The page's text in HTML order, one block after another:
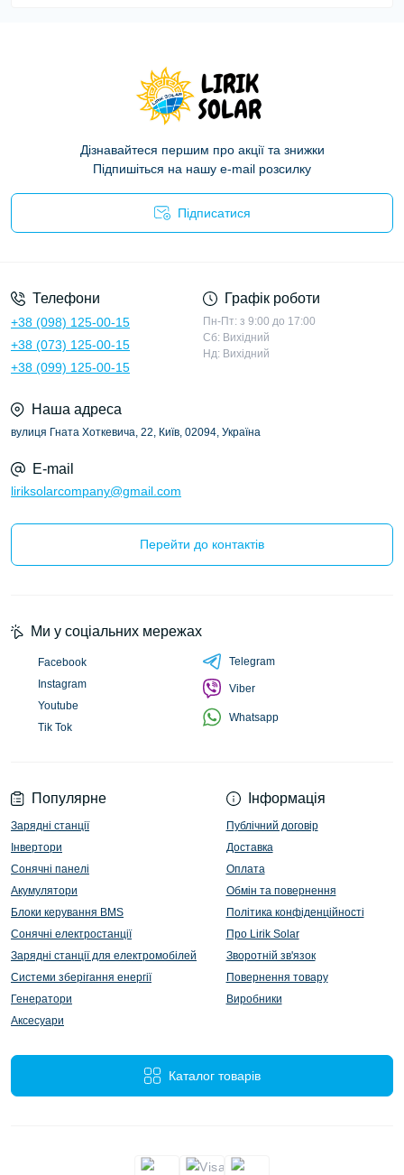
Дізнавайтеся першим про акції та знижки
Підпишіться на нашу e-mail розсилку
Підписатися
Телефони
+38 (098) 125-00-15
+38 (073) 125-00-15
+38 (099) 125-00-15
Графік роботи
Пн-Пт: з 9:00 до 17:00
Сб: Вихідний
Нд: Вихідний
Наша адреса
вулиця Гната Хоткевича, 22, Київ, 02094, Україна
E-mail
liriksolarcompany@gmail.com
Перейти до контактів
Популярне
Зарядні станції
Інвертори
Сонячні панелі
Акумулятори
Блоки керування BMS
Сонячні електростанції
Зарядні станції для електромобілей
Системи зберігання енергії
Генератори
Аксесуари
Інформація
Публічний договір
Доставка
Оплата
Обмін та повернення
Політика конфіденційності
Про Lirik Solar
Зворотній зв'язок
Повернення товару
Виробники
Каталог товарів
Ми у соціальних мережах
Facebook
Instagram
Youtube
Tik Tok
Telegram
Viber
Whatsapp